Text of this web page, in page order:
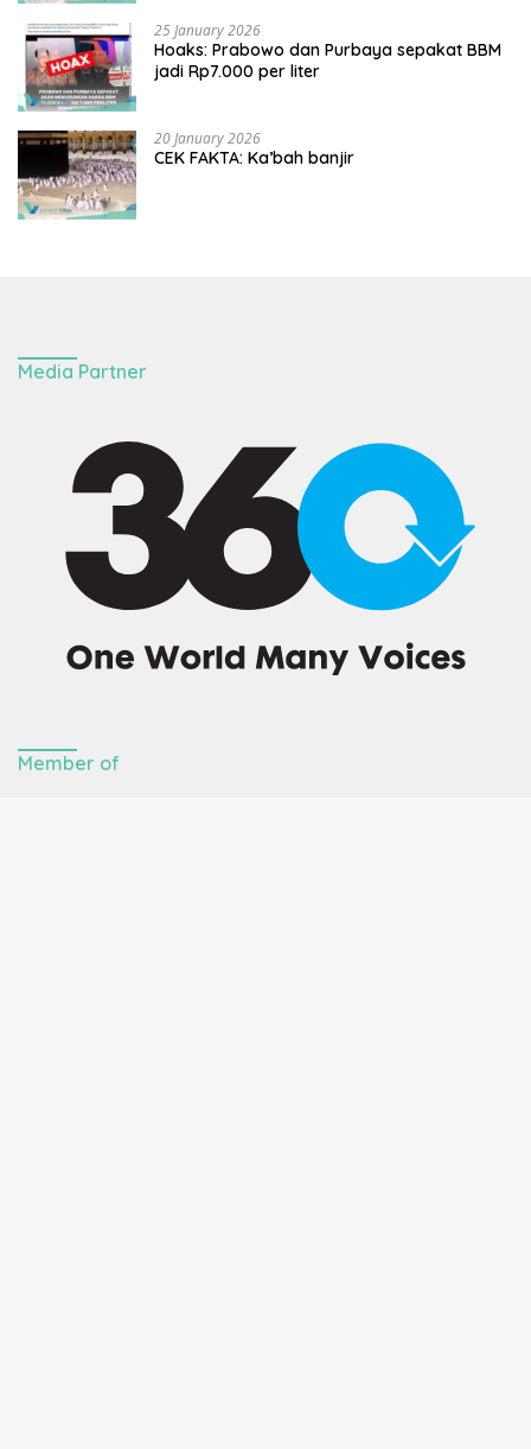
25 January 2026
Hoaks: Prabowo dan Purbaya sepakat BBM
jadi Rp7.000 per liter
20 January 2026
CEK FAKTA: Ka’bah banjir
Media Partner
Member of